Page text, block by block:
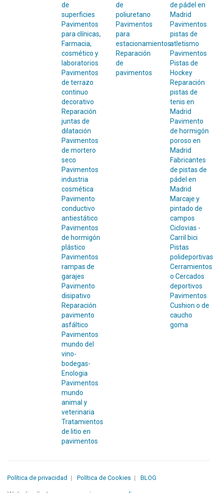
de
superficies
Pavimentos
para clínicas,
Farmacia,
cosmético y
laboratorios
Pavimentos
de terrazo
continuo
decorativo
Reparación
juntas de
dilatación
Pavimentos
de mortero
seco
Pavimentos
industria
cosmética
Pavimento
conductivo
antiestático
Pavimentos
de hormigón
plástico
Pavimentos
rampas de
garajes
Pavimento
disipativo
Reparación
pavimento
asfáltico
Pavimentos
mundo del
vino-
bodegas-
Enologia
Pavimentos
mundo
animal y
veterinaria
Tratamientos
de litio en
pavimentos
de
poliuretano
Pavimentos
para
estacionamientos
Reparación
de
pavimentos
de pádel en
Madrid
Pavimentos
pistas de
atletismo
Pavimentos
Pistas de
Hockey
Reparación
pistas de
tenis en
Madrid
Pavimento
de hormigón
poroso en
Madrid
Fabricantes
de pistas de
pádel en
Madrid
Marcaje y
pintado de
campos
Ciclovias -
Carril bici
Pistas
polideportivas
Cerramientos
o Cercados
deportivos
Pavimentos
Cushion o de
caucho
goma
Política de privacidad Política de Cookies BLOG